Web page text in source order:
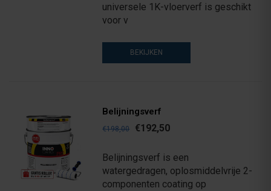
universele 1K-vloerverf is geschikt
voor v
BEKIJKEN
Belijningsverf
€198,00 €192,50
Belijningsverf is een
watergedragen, oplosmiddelvrije 2-
componenten coating op